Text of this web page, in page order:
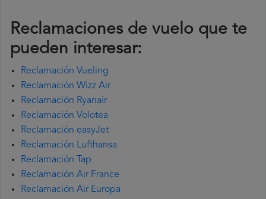
Reclamaciones de vuelo que te
pueden interesar:
Reclamación Vueling
Reclamación Wizz Air
Reclamación Ryanair
Reclamación Volotea
Reclamación easyJet
Reclamación Lufthansa
Reclamación Tap
Reclamación Air France
Reclamación Air Europa